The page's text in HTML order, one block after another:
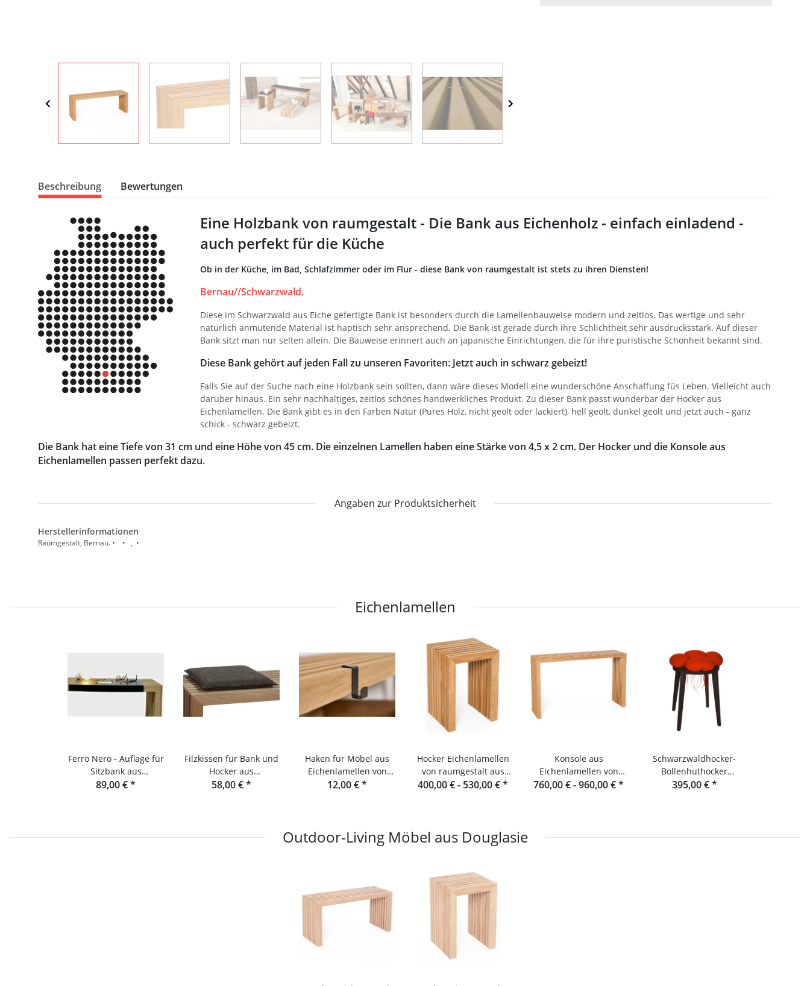
Beschreibung Bewertungen
Eine Holzbank von raumgestalt - Die Bank aus Eichenholz - einfach einladend -
auch perfekt für die Küche
Ob in der Küche, im Bad, Schlafzimmer oder im Flur - diese Bank von raumgestalt ist stets zu ihren Diensten!
Bernau//Schwarzwald.
Diese im Schwarzwald aus Eiche gefertigte Bank ist besonders durch die Lamellenbauweise modern und zeitlos. Das wertige und sehr
natürlich anmutende Material ist haptisch sehr ansprechend. Die Bank ist gerade durch ihre Schlichtheit sehr ausdrucksstark. Auf dieser
Bank sitzt man nur selten allein. Die Bauweise erinnert auch an japanische Einrichtungen, die für ihre puristische Schönheit bekannt sind.
Diese Bank gehört auf jeden Fall zu unseren Favoriten: Jetzt auch in schwarz gebeizt!
Falls Sie auf der Suche nach eine Holzbank sein sollten, dann wäre dieses Modell eine wunderschöne Anschaffung füs Leben. Vielleicht auch
darüber hinaus. Ein sehr nachhaltiges, zeitlos schönes handwerkliches Produkt. Zu dieser Bank passt wunderbar der Hocker aus
Eichenlamellen. Die Bank gibt es in den Farben Natur (Pures Holz, nicht geölt oder lackiert), hell geölt, dunkel geölt und jetzt auch - ganz
schick - schwarz gebeizt.
Die Bank hat eine Tiefe von 31 cm und eine Höhe von 45 cm. Die einzelnen Lamellen haben eine Stärke von 4,5 x 2 cm. Der Hocker und die Konsole aus
Eichenlamellen passen perfekt dazu.
Angaben zur Produktsicherheit
Herstellerinformationen
Raumgestalt, Bernau. • • , •
Eichenlamellen
Ferro Nero - Auflage für
Sitzbank aus
Eichenlamellen und
89,00 €*
Filzkissen für Bank und
Hocker aus
Eichenlamellen oder
58,00 €*
Haken für Möbel aus
Eichenlamellen von
Raumgestalt
12,00 €*
Hocker Eichenlamellen
von raumgestalt aus
dem Schwarzwald
400,00 € - 530,00 €*
Konsole aus
Eichenlamellen von
Raumgestalt aus dem
760,00 € -960,00 €*
Schwarzwaldhocker-
Bollenhuthocker
raumgestalt
395,00 €*
Outdoor-Living Möbel aus Douglasie